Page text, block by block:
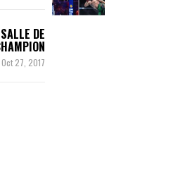
DE
Oct 27, 2017